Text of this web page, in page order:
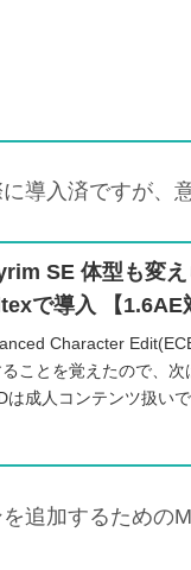
導入済ですが、
SE 体型も変
で導入 【1.6AE
Character
ことを覚えたので、
は成人コンテンツ扱い
追加するための